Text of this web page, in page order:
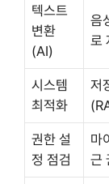
텍스트
변환
(AI)
음
로
시스템
최적화
저
권한 설
정 점검
마
근